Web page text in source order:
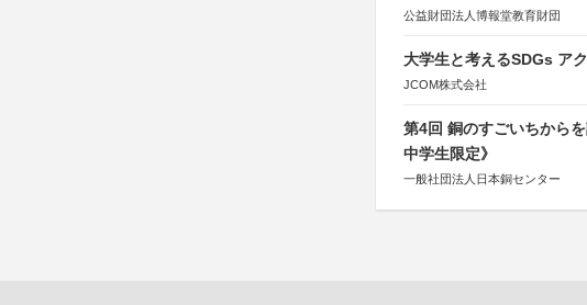
公益財団法人博報堂教育財団
大学生と考えるSDGs ア
JCOM株式会社
第4回 銅のすごいちから
中学生限定》
一般社団法人日本銅センター